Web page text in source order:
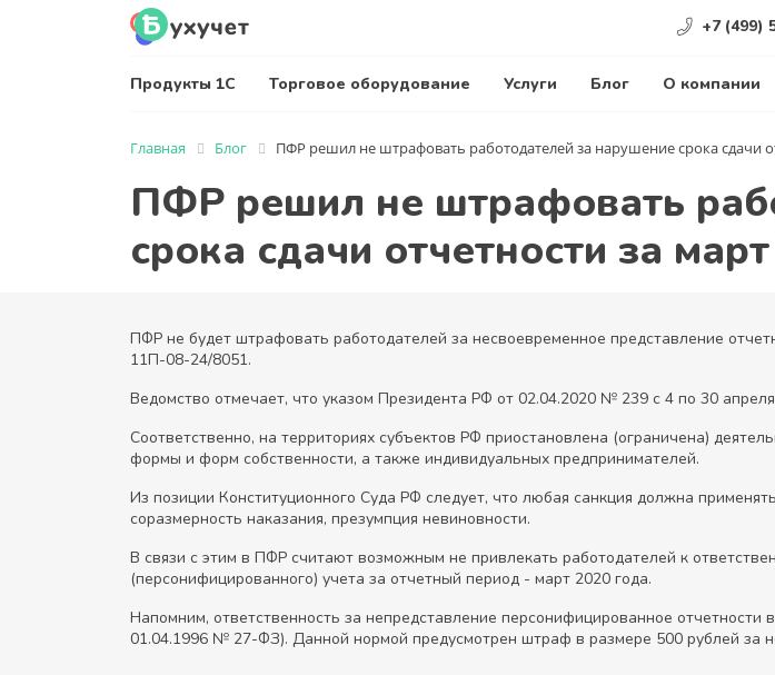
+7 (499)
Продукты 1С Торговое оборудование Услуги Блог О компании
Главная Блог ПФР решил не штрафовать работодателей за нарушение срока сдачи
ПФР решил не штрафовать
срока сдачи отчетности за
ПФР не будет штрафовать работодателей за несвоевременное представление
11П-08-24/8051.
Ведомство отмечает, что указом Президента РФ от 02.04.2020 № 239 с 4 по 30
Соответственно, на территориях субъектов РФ приостановлена (ограничена)
формы и форм собственности, а также индивидуальных предпринимателей.
Из позиции Конституционного Суда РФ следует, что любая санкция должна
соразмерность наказания, презумпция невиновности.
В связи с этим в ПФР считают возможным не привлекать работодателей к
(персонифицированного) учета за отчетный период - март 2020 года.
Напомним, ответственность за непредставление персонифицированное
01.04.1996 № 27-ФЗ). Данной нормой предусмотрен штраф в размере 500 рублей за